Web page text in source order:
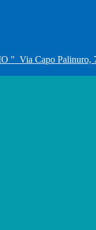
" Via Capo Palinuro,